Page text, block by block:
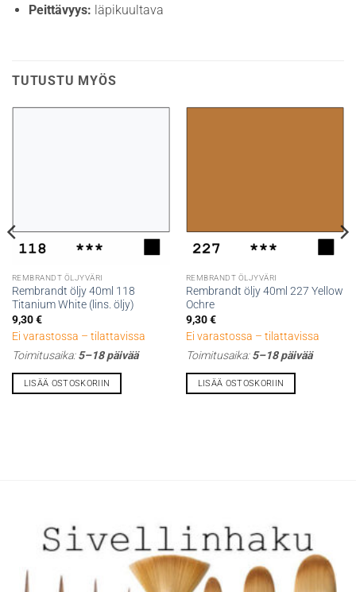
Peittävyys: läpikuultava
TUTUSTU MYÖS
REMBRANDT ÖLJYVÄRI
Rembrandt öljy 40ml 118
Titanium White (lins. öljy)
9,30€
Ei varastossa – tilattavissa
Toimitusaika:5–18 päivää
LISÄÄ OSTOSKORIIN
REMBRANDT ÖLJYVÄRI
Rembrandt öljy 40ml 227 Yellow
Ochre
9,30€
Ei varastossa – tilattavissa
Toimitusaika:5–18 päivää
LISÄÄ OSTOSKORIIN